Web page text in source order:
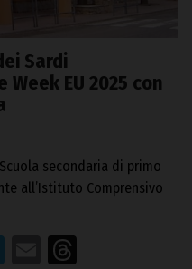
Sardi
EU 2025 con
Scuola secondaria di primo
all’Istituto Comprensivo
Telegram
Email